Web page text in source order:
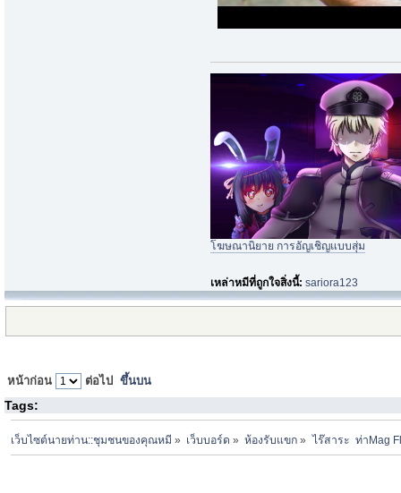
โฆษณานิยาย การอัญเชิญแบบสุ่ม
เหล่าหมีที่ถูกใจสิ่งนี้:sariora123
หน้าก่อน ต่อไป ขึ้นบน
Tags:
เว็บไซต์นายท่าน::ชุมชนของคุณหมี » เว็บบอร์ด » ห้องรับแขก » ไร๊สาระ  ท่าMag